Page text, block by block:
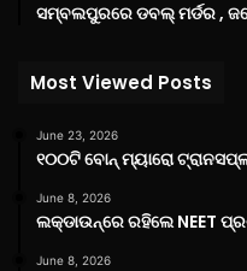
ସମ୍ବଲପୁରରେ ଡବଲ୍ ମର୍ଡର ,
Most Viewed Posts
June 23, 2026
୧୦୦ଟି ବୋନ୍ ମ୍ୟାରୋ
June 8, 2026
ଲକ୍‌ଡାଉନ୍‌ରେ ରହିଲେ NEET
June 8, 2026